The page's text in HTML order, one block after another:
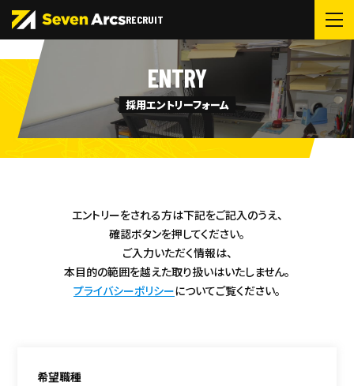
RECRUIT
ENTRY
採用エントリーフォーム
エントリーをされる方は下記をご記入のうえ、
確認ボタンを押してください。
ご入力いただく情報は、
本目的の範囲を越えた取り扱いはいたしません。
プライバシーポリシーについてご覧ください。
希望職種